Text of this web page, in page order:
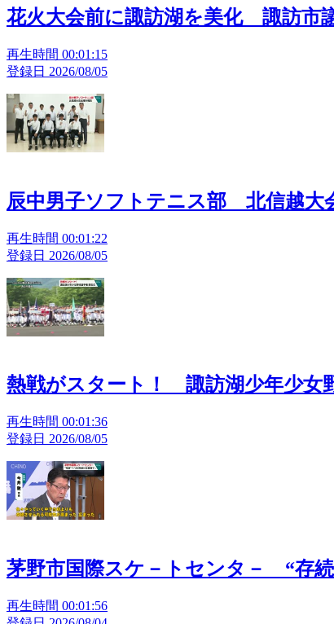
花火大会前に諏訪湖を美化 諏訪市
再生時間 00:01:15
登録日 2026/08/05
辰中男子ソフトテニス部 北信越大
再生時間 00:01:22
登録日 2026/08/05
熱戦がスタート！ 諏訪湖少年少女
再生時間 00:01:36
登録日 2026/08/05
茅野市国際スケ－トセンタ－ “存
再生時間 00:01:56